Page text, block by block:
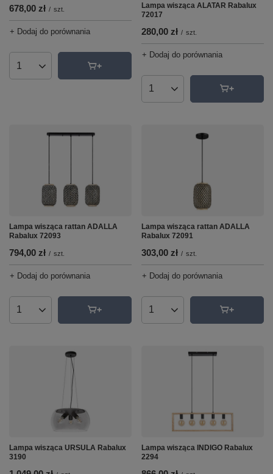
678,00 zł / szt.
+ Dodaj do porównania
Ilość produktów
Lampa wisząca ALATAR Rabalux
72017
280,00 zł / szt.
+ Dodaj do porównania
Ilość produktów
Lampa wisząca rattan ADALLA
Rabalux 72093
794,00 zł / szt.
+ Dodaj do porównania
Ilość produktów
Lampa wisząca rattan ADALLA
Rabalux 72091
303,00 zł / szt.
+ Dodaj do porównania
Ilość produktów
Lampa wisząca URSULA Rabalux
3190
Lampa wisząca INDIGO Rabalux
2294